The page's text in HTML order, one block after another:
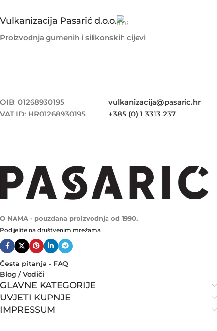
Vulkanizacija Pasarić d.o.o.
Proizvodnja gumenih i silikonskih cijevi
OIB: 01268930195
VAT ID: HR01268930195
vulkanizacija@pasaric.hr
+385 (0) 1 3313 237
O NAMA - pouzdana proizvodnja od 1990.
Podijelite na društvenim mrežama
Česta pitanja - FAQ
Blog / Vodiči
GLAVNE KATEGORIJE
UVJETI KUPNJE
IMPRESSUM